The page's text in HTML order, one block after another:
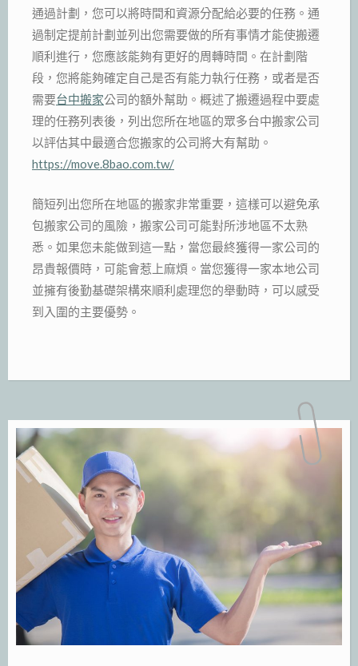
通過計劃，您可以將時間和資源分配給必要的任務。通
過制定提前計劃並列出您需要做的所有事情才能使搬遷
順利進行，您應該能夠有更好的周轉時間。在計劃階
段，您將能夠確定自己是否有能力執行任務，或者是否
需要台中搬家公司的額外幫助。概述了搬遷過程中要處
理的任務列表後，列出您所在地區的眾多台中搬家公司
以評估其中最適合您搬家的公司將大有幫助。
https://move.8bao.com.tw/
簡短列出您所在地區的搬家非常重要，這樣可以避免承
包搬家公司的風險，搬家公司可能對所涉地區不太熟
悉。如果您未能做到這一點，當您最終獲得一家公司的
昂貴報價時，可能會惹上麻煩。當您獲得一家本地公司
並擁有後勤基礎架構來順利處理您的舉動時，可以感受
到入圍的主要優勢。